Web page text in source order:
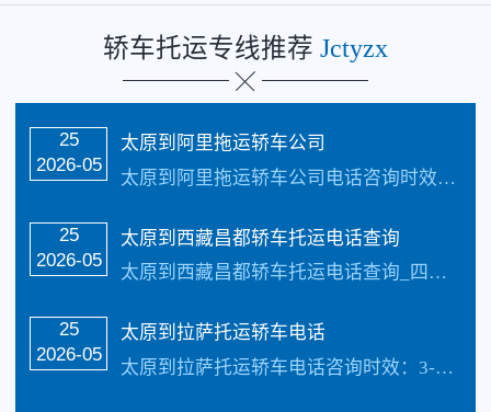
轿车托运专线推荐 Jctyzx
25
2026-05
太原到阿里拖运轿车公司
太原到阿里拖运轿车公司电话咨询时效：3-7天_收费标准更具具体的车型、不同的牌子价值不同价格也不同还有季节性都是影响价格的因素，具体价格请电话咨询，每天发车…
25
2026-05
太原到西藏昌都轿车托运电话查询
太原到西藏昌都轿车托运电话查询_四川俊亚物流公司（133-5002-3601）每天发车【承接业务】：私家车托运、轿车托运、小轿车托运、越野车托运、商务车托运、商…
25
2026-05
太原到拉萨托运轿车电话
太原到拉萨托运轿车电话咨询时效：3-7天_收费标准更具具体的车型、不同的牌子价值不同价格也不同还有季节性都是影响价格的因素，具体价格请电话咨询，每天发车【承…